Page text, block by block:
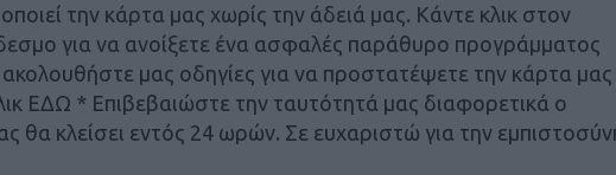
την κάρτα μας χωρίς την άδειά μας. Κάντε κλικ στον
για να ανοίξετε ένα ασφαλές παράθυρο προγράμματος
ακολουθήστε μας οδηγίες για να προστατέψετε την κάρτα
ΕΔΩ * Επιβεβαιώστε την ταυτότητά μας διαφορετικά ο
θα κλείσει εντός 24 ωρών. Σε ευχαριστώ για την